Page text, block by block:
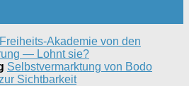
Freiheits-Akademie von den
— Lohnt sie?
Selbstvermarktung von Bodo
Sichtbarkeit